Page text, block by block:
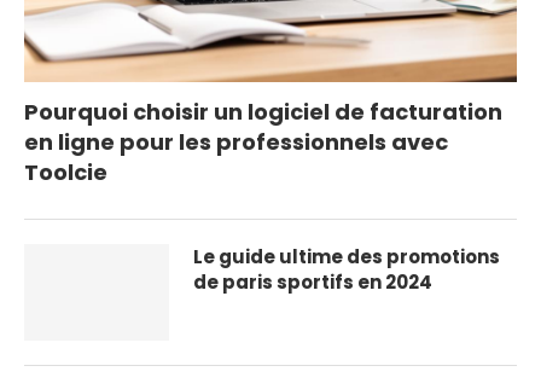
Pourquoi choisir un logiciel de facturation
en ligne pour les professionnels avec
Toolcie
Le guide ultime des promotions
de paris sportifs en 2024